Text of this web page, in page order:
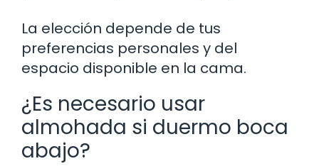
La elección depende de tus
preferencias personales y del
espacio disponible en la cama.
¿Es necesario usar
almohada si duermo boca
abajo?